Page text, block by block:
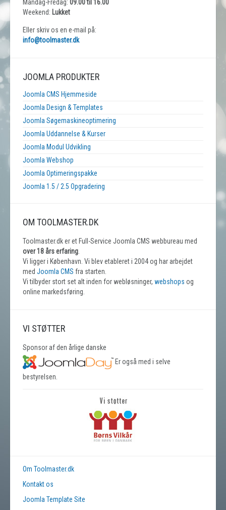
Mandag-Fredag: 09.00 til 16.00
Weekend: Lukket
Eller skriv os en e-mail på:
info@toolmaster.dk
JOOMLA PRODUKTER
Joomla CMS Hjemmeside
Joomla Design & Templates
Joomla Søgemaskineoptimering
Joomla Uddannelse & Kurser
Joomla Modul Udvikling
Joomla Webshop
Joomla Optimeringspakke
Joomla 1.5 / 2.5 Opgradering
OM TOOLMASTER.DK
Toolmaster.dk er et Full-Service Joomla CMS webbureau med
over 18 års erfaring.
Vi ligger i København. Vi blev etableret i 2004 og har arbejdet
med Joomla CMS fra starten.
Vi tilbyder stort set alt inden for webløsninger, webshops og
online markedsføring.
VI STØTTER
Sponsor af den årlige danske
Er også med i selve
bestyrelsen.
Om Toolmaster.dk
Kontakt os
Joomla Template Site